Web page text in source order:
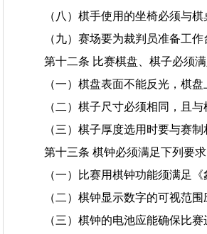
（八）棋手使用的坐椅必须与
（九）赛场要为裁判员准备工作
第十二条 比赛棋盘、棋子必须满
（一）棋盘表面不能反光，棋盘
（二）棋子尺寸必须相同，且
（三）棋子厚度选用时要与赛
第十三条 棋钟必须满足下列要求
（一）比赛用棋钟功能须满足
（二）棋钟显示数字的可视范围
（三）棋钟的电池应能确保比赛